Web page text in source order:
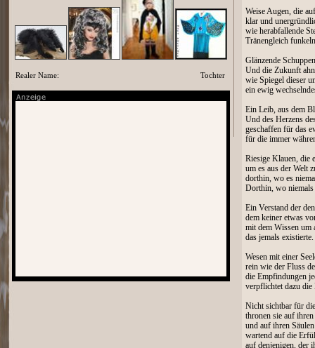
Weise Augen, die
klar und
wie herabfallende
Tränengleich
Glänzende
Und die Zukunft
wie Spiegel dieser
ein ewig
Ein Leib, aus dem
Und des Herzens
geschaffen für das
für die immer
Riesige Klauen, die
um es aus der Welt
dorthin, wo es
Dorthin, wo niemals
Ein Verstand der
dem keiner etwas
mit dem Wissen um
das jemals existierte.
Wesen mit einer
rein wie der Fluss
die Empfindungen
verpflichtet dazu die
Nicht sichtbar für
thronen sie auf
und auf ihren
wartend auf die
auf denjenigen, der
Realer Name: Tochter